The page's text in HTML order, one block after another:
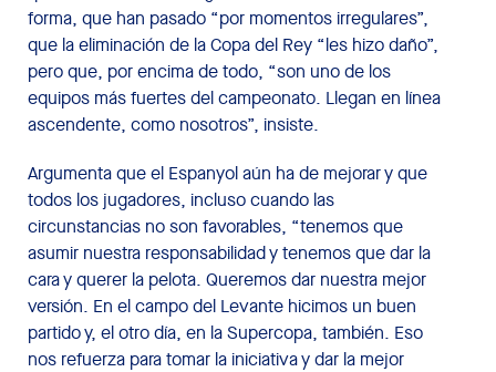
forma, que han pasado “por momentos irregulares”,
que la eliminación de la Copa del Rey “les hizo daño”,
pero que, por encima de todo, “son uno de los
equipos más fuertes del campeonato. Llegan en línea
ascendente, como nosotros”, insiste.
Argumenta que el Espanyol aún ha de mejorar y que
todos los jugadores, incluso cuando las
circunstancias no son favorables, “tenemos que
asumir nuestra responsabilidad y tenemos que dar la
cara y querer la pelota. Queremos dar nuestra mejor
versión. En el campo del Levante hicimos un buen
partido y, el otro día, en la Supercopa, también. Eso
nos refuerza para tomar la iniciativa y dar la mejor